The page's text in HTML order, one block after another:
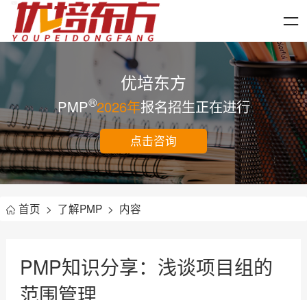
优培东方
PMP®2026年报名招生正在进行
点击咨询
首页 > 了解PMP > 内容
PMP知识分享：浅谈项目组的
范围管理